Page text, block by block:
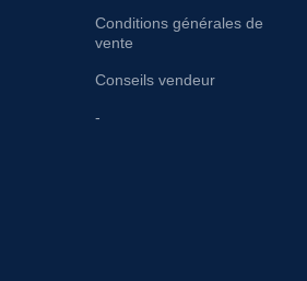
Conditions générales de
vente
Conseils vendeur
-